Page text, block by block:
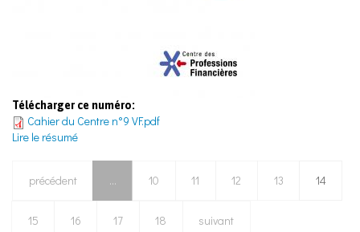
Télécharger ce numéro:
Cahier du Centre n°9 VF.pdf
Lire le résumé
précédent … 10 11 12 13 14
15 16 17 18 suivant